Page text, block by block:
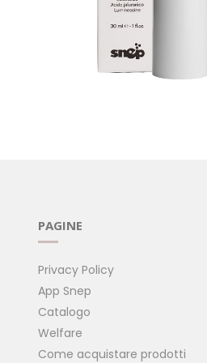
PAGINE
Privacy Policy
App Snep
Catalogo
Welfare
Come acquistare prodotti